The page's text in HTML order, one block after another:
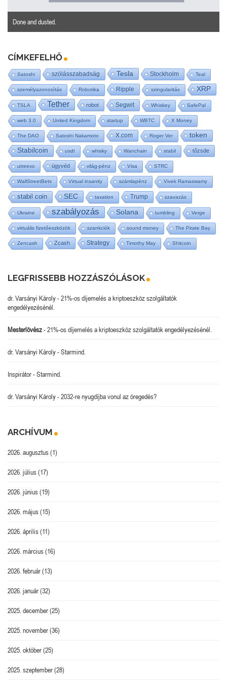
Done and dusted.
CÍMKEFELHŐ
Satoshi szólásszabadság Tesla Stockholm Teal
személyazonosítás Robotika Ripple szingularitás XRP
TSLA Tether robot Segwit Whiskey SafePal
web 3.0 United Kingdom startup WBTC X Money
The DAO Satoshi Nakamoto X.com Roger Ver
token
Stabilcoin
usdt whisky Wanchain stabil tőzsde
utreexo ügyvéd világ-pénz Visa STRC
WallStreetBets Virtual insanity számlapénz Vivek Ramaswamy
stabil coin SEC taxation Trump szavazás
Ukraine szabályozás Solana tumbling Verge
virtuális fizetőeszközök szankciók sound money The Pirate Bay
Zencash Zcash Strategy Timothy May Shitcoin
LEGFRISSEBB HOZZÁSZÓLÁSOK
dr. Varsányi Károly-21%-os díjemelés a kriptoeszköz szolgáltatók
engedélyezésénél.
Mesterlövész-21%-os díjemelés a kriptoeszköz szolgáltatók engedélyezésénél.
dr. Varsányi Károly-Starmind.
Inspirátor-Starmind.
dr. Varsányi Károly-2032-re nyugdíjba vonul az öregedés?
ARCHÍVUM
2026. augusztus(1)
2026. július(17)
2026. június(19)
2026. május(15)
2026. április(11)
2026. március(16)
2026. február(13)
2026. január(32)
2025. december(25)
2025. november(36)
2025. október(25)
2025. szeptember(28)